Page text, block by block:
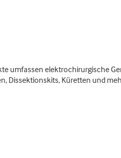
umfassen elektrochirurgische
Dissektionskits, Küretten und